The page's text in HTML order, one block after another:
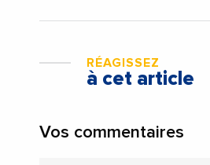
RÉAGISSEZ
à cet article
Vos commentaires